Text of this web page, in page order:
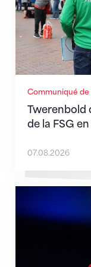
Communiqué de
Twerenbold
de la FSG
07.08.2026